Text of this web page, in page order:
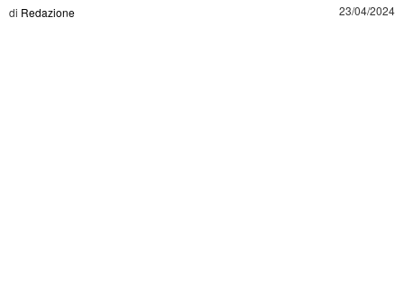
di Redazione 23/04/2024